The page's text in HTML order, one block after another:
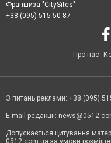
Франшиза "CitySites"
+38 (095) 515-50-87
Про нас
З питань реклами: +38 (095)
E-mail редакції:
Допускається цитування
0512.com.ua за умови